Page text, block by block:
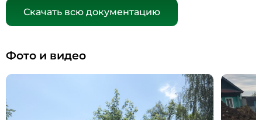
Скачать всю документацию
Фото и видео